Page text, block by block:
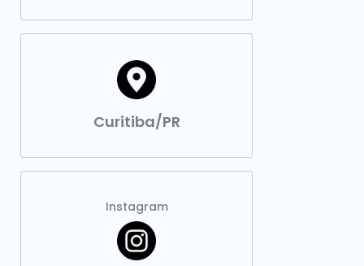
Curitiba/PR
Instagram